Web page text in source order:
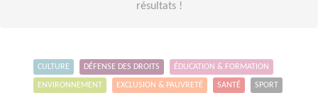
résultats !
CULTURE DÉFENSE DES DROITS ÉDUCATION & FORMATION
ENVIRONNEMENT EXCLUSION & PAUVRETÉ SANTÉ SPORT